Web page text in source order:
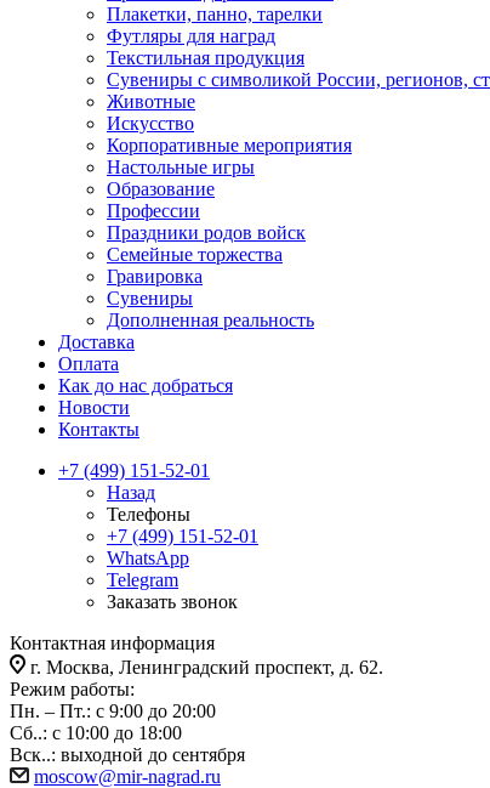
Плакетки, панно, тарелки
Футляры для наград
Текстильная продукция
Сувениры с символикой России, регионов,
Животные
Искусство
Корпоративные мероприятия
Настольные игры
Образование
Профессии
Праздники родов войск
Семейные торжества
Гравировка
Сувениры
Дополненная реальность
Доставка
Оплата
Как до нас добраться
Новости
Контакты
+7 (499) 151-52-01
Назад
Телефоны
+7 (499) 151-52-01
WhatsApp
Telegram
Заказать звонок
Контактная информация
г. Москва, Ленинградский проспект, д. 62.
Режим работы:
Пн. – Пт.: с 9:00 до 20:00
Сб..: с 10:00 до 18:00
Вск..: выходной до сентября
moscow@mir-nagrad.ru